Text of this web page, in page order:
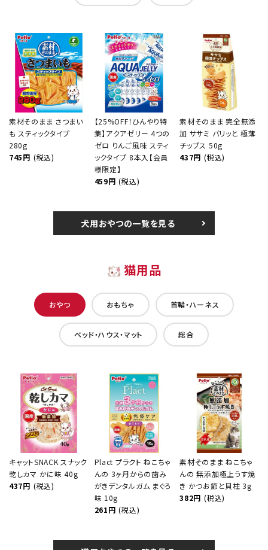
素材そのまま さつまい
も スティックタイプ
280g
745円 (税込)
【25%OFF！ひんやり特
集】アクアゼリー 4つの
ゼロ りんご風味 スティ
ックタイプ 8本入【会員
様限定】
459円 (税込)
素材そのまま 完全無添
加 ササミ パリッと 極薄
チップス 50g
437円 (税込)
犬用おやつの一覧を見る
猫用品
おやつ おもちゃ 首輪・ハーネス
ベッド・ハウス・マット 総合
キャットSNACK スナック
乾しカマ かに味 40g
437円 (税込)
Plact プラクト ねこちゃ
んの 3ヶ月からの歯み
がきデンタルガム まぐろ
味 10g
261円 (税込)
素材そのまま ねこちゃ
んの 無添加極上うす焼
き かつお節と貝柱 3g
382円 (税込)